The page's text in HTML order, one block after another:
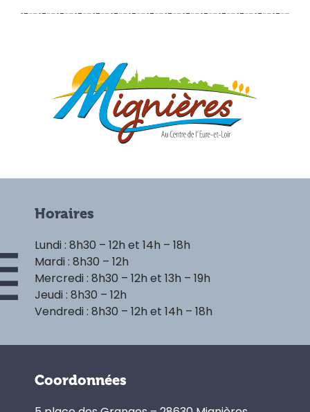
Horaires
Lundi : 8h30 – 12h et 14h – 18h
Mardi : 8h30 – 12h
Mercredi : 8h30 – 12h et 13h – 19h
Jeudi : 8h30 – 12h
Vendredi : 8h30 – 12h et 14h – 18h
Coordonnées